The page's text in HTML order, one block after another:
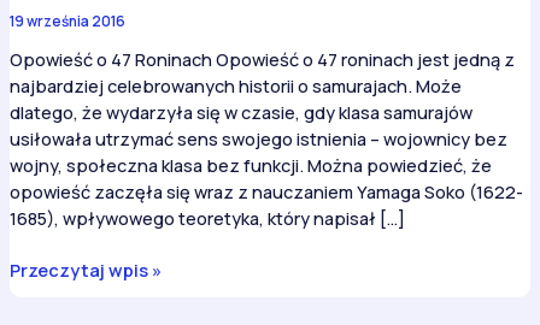
19 września 2016
Opowieść o 47 Roninach Opowieść o 47 roninach jest jedną z
najbardziej celebrowanych historii o samurajach. Może
dlatego, że wydarzyła się w czasie, gdy klasa samurajów
usiłowała utrzymać sens swojego istnienia – wojownicy bez
wojny, społeczna klasa bez funkcji. Można powiedzieć, że
opowieść zaczęła się wraz z nauczaniem Yamaga Soko (1622-
1685), wpływowego teoretyka, który napisał […]
Opowieść
Przeczytaj wpis »